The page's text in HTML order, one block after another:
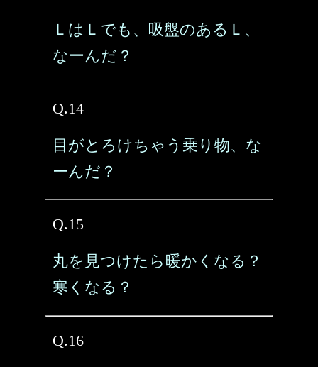
ＬはＬでも、吸盤のあるＬ、
なーんだ？
Q.14
目がとろけちゃう乗り物、な
ーんだ？
Q.15
丸を見つけたら暖かくなる？
寒くなる？
Q.16